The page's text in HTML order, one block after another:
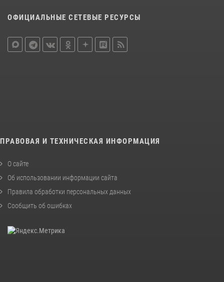
ОФИЦИАЛЬНЫЕ СЕТЕВЫЕ РЕСУРСЫ
ПРАВОВАЯ И ТЕХНИЧЕСКАЯ ИНФОРМАЦИЯ
О сайте
Об использовании информации сайта
Правила обработки персональных данных
Сообщить об ошибках